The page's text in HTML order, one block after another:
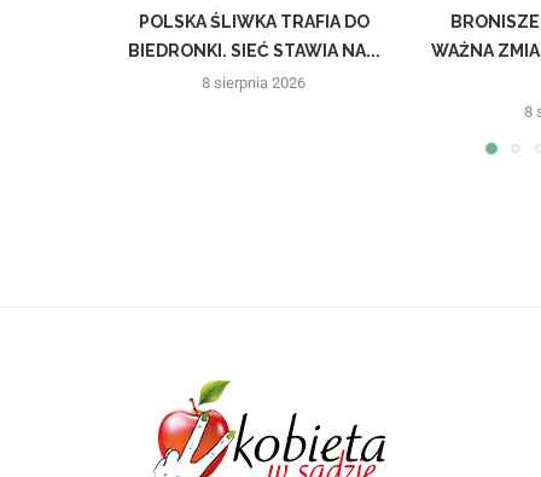
POLSKA ŚLIWKA TRAFIA DO
BIEDRONKI. SIEĆ STAWIA NA...
8 sierpnia 2026
WAŻNA
8